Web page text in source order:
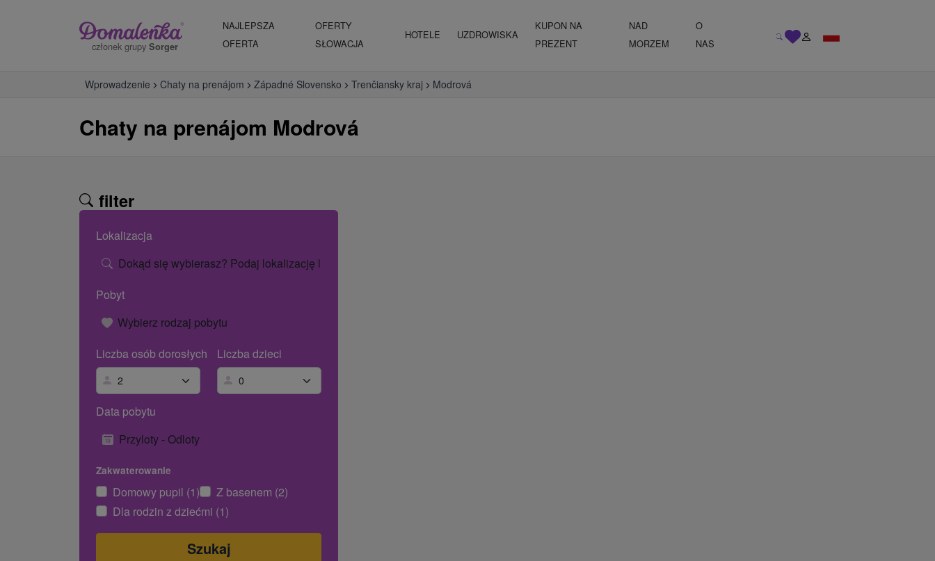
członek grupy Sorger
NAJLEPSZA
OFERTA
OFERTY
SŁOWACJA
HOTELE UZDROWISKA
KUPON NA
PREZENT
NAD
MORZEM
O
NAS
Wprowadzenie Chaty na prenájom Západné Slovensko Trenčiansky kraj Modrová
Chaty na prenájom Modrová
filter
Lokalizacja
Dokąd się wybierasz? Podaj lokalizację lub nazwę hotelu.
Pobyt
Wybierz rodzaj pobytu
Liczba osób dorosłych
Liczba dzieci
Data pobytu
Przyloty - Odloty
Zakwaterowanie
Domowy pupil (1)
Z basenem (2)
Dla rodzin z dziećmi (1)